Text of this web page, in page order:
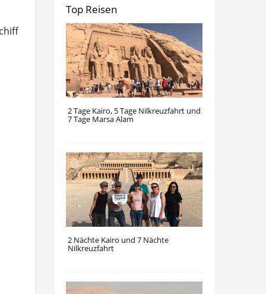
Top Reisen
2 Tage Kairo, 5 Tage Nilkreuzfahrt und
7 Tage Marsa Alam
2 Nächte Kairo und 7 Nächte
Nilkreuzfahrt